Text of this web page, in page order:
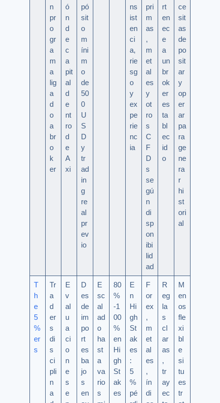
n
pr
o
gr
a
m
a
lig
a
d
o
a
br
o
k
er
ó
n
d
e
c
a
pit
al
d
e
nt
ro
d
e
A
xi
pó
sit
o
m
íni
m
o
de
50
0
U
S
D
y
tr
ad
in
g
re
al
pr
ev
io
ns
ist
en
ci
a,
rie
sg
o
y
ex
pe
rie
nc
ia
pri
m
as
,
m
et
al
es
y
ot
ro
s
C
F
D
s
se
gú
n
di
sp
on
ibi
lid
ad
rt
en
ec
e
a
un
br
ok
er
es
ta
bl
ec
id
o
ce
sit
as
de
po
sit
ar
y
op
er
ar
pa
ra
ge
ne
ra
r
hi
st
ori
al
T
h
e
5
%
er
s
Tr
a
d
er
s
di
s
ci
pli
n
a
E
v
al
u
a
ci
o
n
e
s
e
D
es
de
im
po
rt
es
ba
jo
s
en
E
sc
al
ad
o
ha
st
a
va
rio
s
80
%
-1
00
%
en
Hi
gh
St
ak
es
E
n
Hi
gh
St
ak
es
:
5
%
pé
F
or
ex
,
m
et
al
es
,
ín
di
R
eg
la
s
cl
ar
as
,
tr
ay
ec
M
en
os
fle
xi
bl
e
si
tu
es
tr